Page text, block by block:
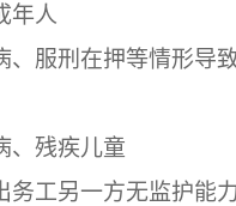
年人
、服刑在押等情形导
、残疾儿童
务工另一方无监护能